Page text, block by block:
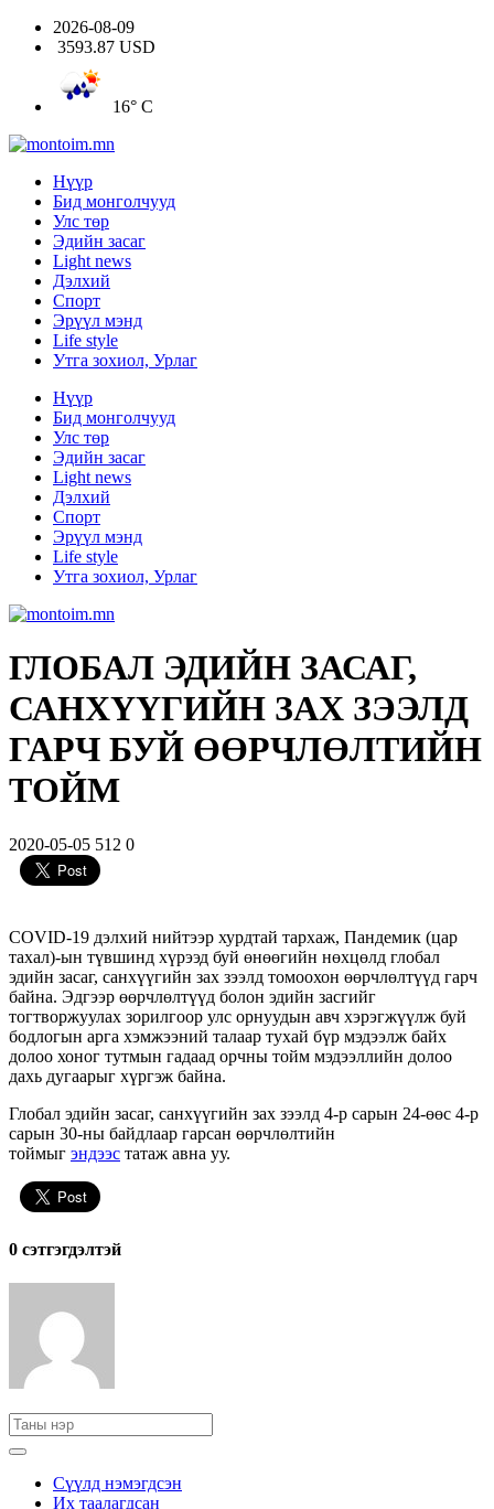
2026-08-09
3593.87 USD
16° C
Нүүр
Бид монголчууд
Улс төр
Эдийн засаг
Light news
Дэлхий
Спорт
Эрүүл мэнд
Life style
Утга зохиол, Урлаг
Нүүр
Бид монголчууд
Улс төр
Эдийн засаг
Light news
Дэлхий
Спорт
Эрүүл мэнд
Life style
Утга зохиол, Урлаг
ГЛОБАЛ ЭДИЙН ЗАСАГ,
САНХҮҮГИЙН ЗАХ ЗЭЭЛД
ГАРЧ БУЙ ӨӨРЧЛӨЛТИЙН
ТОЙМ
2020-05-05 512 0
COVID-19 дэлхий нийтээр хурдтай тархаж, Пандемик (цар
тахал)-ын түвшинд хүрээд буй өнөөгийн нөхцөлд глобал
эдийн засаг, санхүүгийн зах зээлд томоохон өөрчлөлтүүд гарч
байна. Эдгээр өөрчлөлтүүд болон эдийн засгийг
тогтворжуулах зорилгоор улс орнуудын авч хэрэгжүүлж буй
бодлогын арга хэмжээний талаар тухай бүр мэдээлж байх
долоо хоног тутмын гадаад орчны тойм мэдээллийн долоо
дахь дугаарыг хүргэж байна.
Глобал эдийн засаг, санхүүгийн зах зээлд 4-р сарын 24-өөс 4-р
сарын 30-ны байдлаар гарсан өөрчлөлтийн
тоймыг эндээс татаж авна уу.
0 cэтгэгдэлтэй
Сүүлд нэмэгдсэн
Их таалагдсан